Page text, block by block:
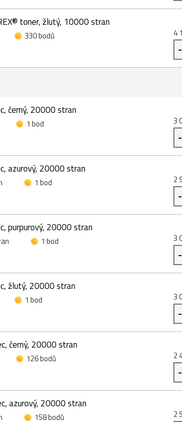
toner, žlutý, 10000 stran
330 bodů
4
-
černý, 20000 stran
1 bod
3
-
azurový, 20000 stran
1 bod
2
-
purpurový, 20000 stran
1 bod
3
-
žlutý, 20000 stran
1 bod
3
-
černý, 20000 stran
126 bodů
2
-
azurový, 20000 stran
158 bodů 2